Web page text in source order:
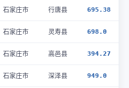
石家庄市 行唐县 695.38
石家庄市 灵寿县 698.0
石家庄市 高邑县 394.27
石家庄市 深泽县 949.0